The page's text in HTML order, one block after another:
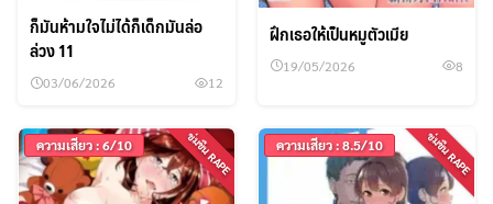
ก็มันห้ามใจไม่ได้ก็เด็กมันล่อ
ล่วง 11
03/06/2026 12
ฝึกเธอให้เป็นหมูตัวเมีย
19/05/2026 8
ข่มขืน RAPE
ความเสียว : 6/10 ข่มขืน RAPE
ความเสียว : 8.5/10